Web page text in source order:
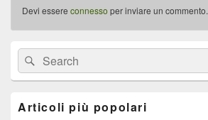
Devi essere connesso per inviare un commento.
Area
widget
barra
laterale
Cerca:Cerca
Articoli più popolari